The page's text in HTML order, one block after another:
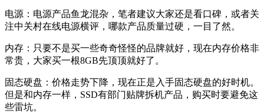
电源：电源产品鱼龙混杂，笔者建议大家还是看口碑，或者关
注中关村在线电源横评，哪款产品质量过硬，一目了然。
内存：只要不是买一些奇奇怪怪的品牌就好，现在内存价格非
常贵，大家买一根8GB先顶顶就好了。
固态硬盘：价格走势下降，现在正是入手固态硬盘的好时机。
但是和内存一样，SSD有部门贴牌拆机产品，购买时要避免这
些雷坑。